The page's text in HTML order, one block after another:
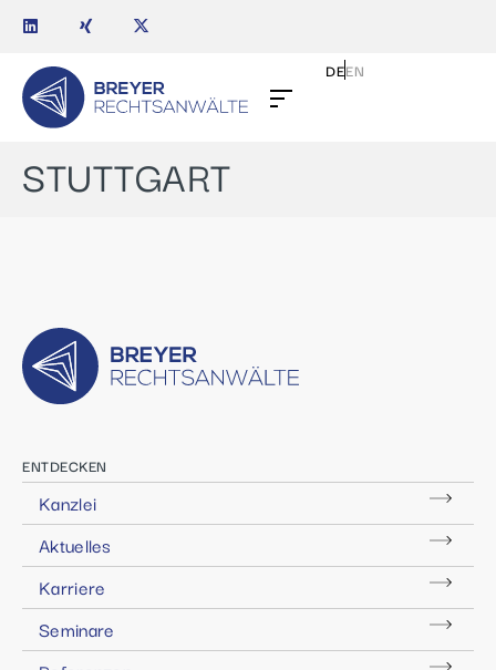
DEEN
STUTTGART
ENTDECKEN
Kanzlei
Aktuelles
Karriere
Seminare